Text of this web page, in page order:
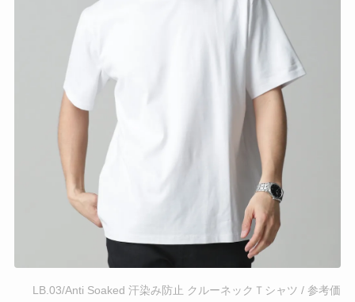
LB.03/Anti Soaked 汗染み防止 クルーネックＴシャツ / 参考価